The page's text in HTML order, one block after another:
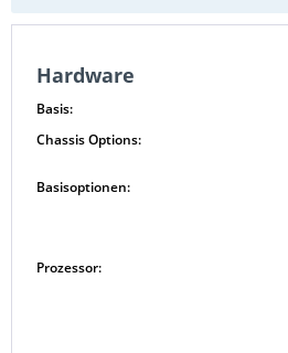
Hardware
Basis:
Chassis Options:
Basisoptionen:
Prozessor: